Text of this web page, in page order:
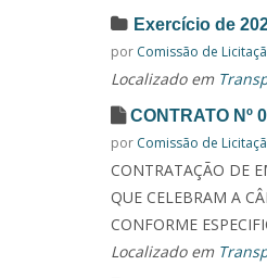
Exercício de
por Comissão de
Localizado em
CONTRATO Nº
por Comissão de
CONTRATAÇÃO DE
QUE CELEBRAM A
CONFORME
Localizado em